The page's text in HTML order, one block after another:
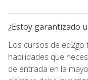
¿Estoy garantizado
Los cursos de ed2go
habilidades que
de entrada en la